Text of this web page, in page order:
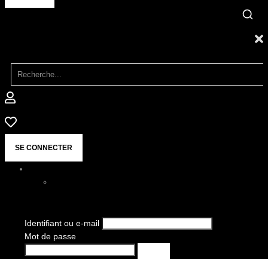
SE CONNECTER
Identifiant ou e-mail
Mot de passe